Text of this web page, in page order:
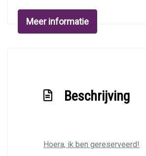
Stuurbekrachtiging
Voorstoelen verwarmd
Meer informatie
Beschrijving
Hoera, ik ben gereserveerd!